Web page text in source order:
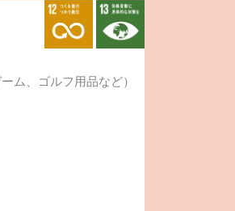
ム、ゴルフ用品など）